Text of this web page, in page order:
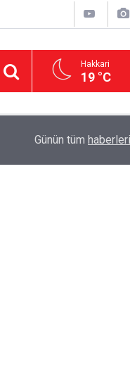
Hakkari
19 °C
AK Parti Hakkâri Teşkilatı
Günün tüm haberleri